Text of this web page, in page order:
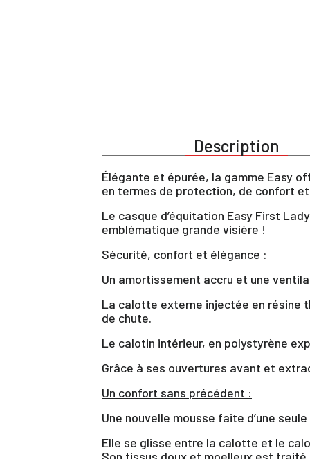
Description
Élégante et épurée, la gamme Easy
en termes de protection, de confort
Le casque d’équitation Easy First
emblématique grande visière !
Sécurité, confort et élégance :
Un amortissement accru et une
La calotte externe injectée en résine
de chute.
Le calotin intérieur, en polystyrène
Grâce à ses ouvertures avant et
Un confort sans précédent :
Une nouvelle mousse faite d’une
Elle se glisse entre la calotte et le